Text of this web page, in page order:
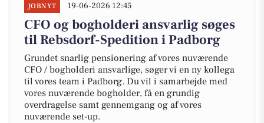
JOBNYT 19-06-2026 12:45
CFO og bogholderi ansvarlig søges
til Rebsdorf-Spedition i Padborg
Grundet snarlig pensionering af vores nuværende
CFO / bogholderi ansvarlige, søger vi en ny kollega
til vores team i Padborg. Du vil i samarbejde med
vores nuværende bogholder, få en grundig
overdragelse samt gennemgang og af vores
nuværende set-up.